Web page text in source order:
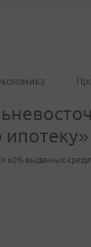
60% выданных